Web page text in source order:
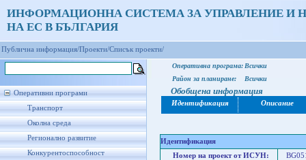
ИНФОРМАЦИОННА СИСТЕМА ЗА УПРАВЛЕНИЕ И
НА ЕС В БЪЛГАРИЯ
Публична информация/Проекти/Списък проекти/
Оперативни програми
Транспорт
Околна среда
Регионално развитие
Конкурентоспособност
Оперативна програма: Всички
Район за планиране:
Всички
Обобщена информация
Идентификация Описание
Идентификация
Номер на проект от ИСУН: